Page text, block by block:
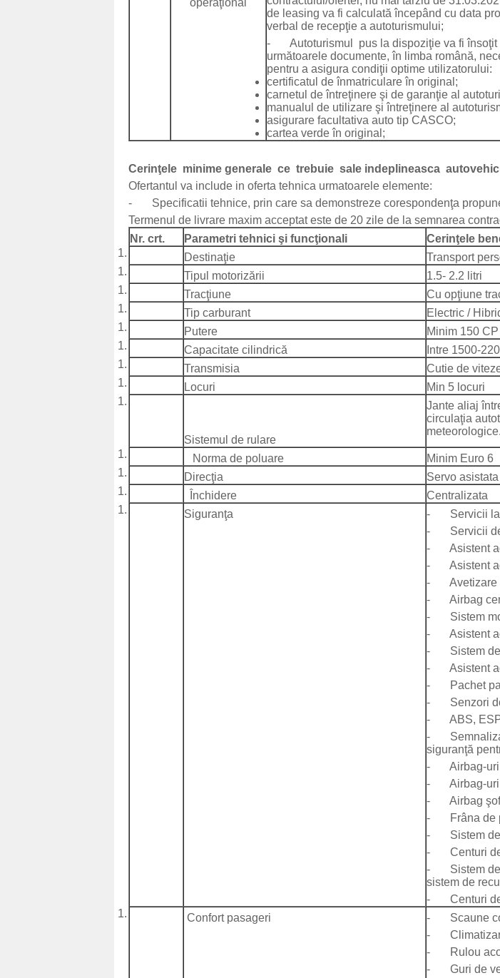
operaţional
de leasing va fi calculată începând cu data
verbal de recepţie a autoturismului;
- Autoturismul pus la dispoziţie va fi însoţit
următoarele documente, în limba română,
pentru a asigura condiţii optime utilizatorului:
certificatul de înmatriculare în original;
carnetul de întreţinere şi de garanţie al
manualul de utilizare şi întreţinere al
asigurare facultativa auto tip CASCO;
cartea verde în original;
Cerinţele minime generale ce trebuie sale indeplineasca
Ofertantul va include in oferta tehnica urmatoarele elemente:
- Specificatii tehnice, prin care sa demonstreze corespondenţa
Termenul de livrare maxim acceptat este de 20 zile de la semnarea
Nr. crt. Parametri tehnici şi funcţionali
Cerinţele
Destinaţie
Transport
Tipul motorizării
1.5- 2.2 litri
Tracţiune
Cu opţiune
Tip carburant
Electric /
Putere
Minim 150 CP
Capacitate cilindrică
Intre 1500-
Transmisia
Cutie de
Locuri
Min 5 locuri
Sistemul de rulare
Jante aliaj
circulaţia
Norma de poluare
Minim Euro 6
Direcţia
Servo asistata
Închidere
Centralizata
Siguranţa
- Servicii la
- Servicii de
- Asistent
- Asistent
- Avetizare
- Airbag
- Sistem
- Asistent
- Sistem de
- Asistent
- Pachet
- Senzori de
- ABS,
-
siguranţă
- Airbag-uri
- Airbag-uri
- Airbag
- Frâna de
- Sistem de
- Centuri de
- Sistem de
sistem de
- Centuri de
Confort pasageri
- Scaune
-
- Rulou
- Guri de